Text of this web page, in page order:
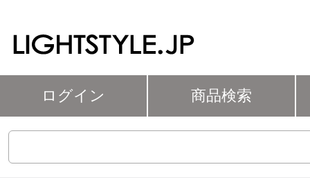
ログイン 商品検索